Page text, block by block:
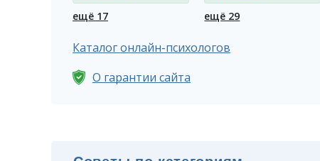
депрессия
ещё 17
депрессия
ещё 29
Каталог онлайн-психологов
О гарантии сайта